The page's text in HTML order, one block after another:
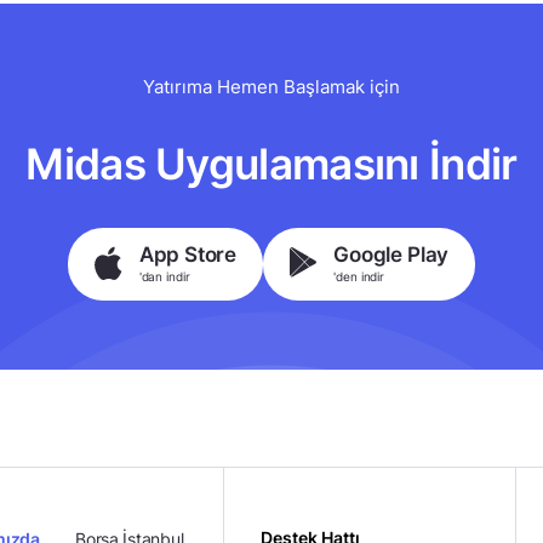
Yatırıma Hemen Başlamak için
Midas Uygulamasını İndir
App Store
'dan indir
Google Play
'den indir
Borsa İstanbul Destek Hattı